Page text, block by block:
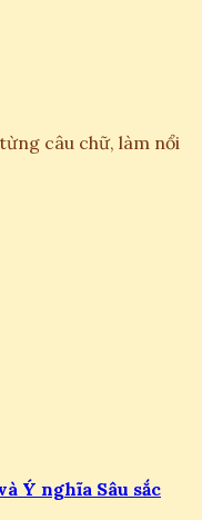
câu chữ, làm nổi
Ý nghĩa Sâu sắc